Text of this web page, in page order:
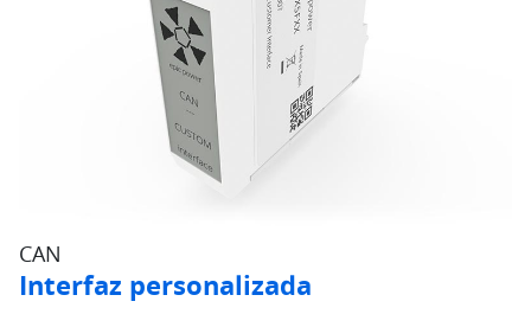
CAN
Interfaz personalizada